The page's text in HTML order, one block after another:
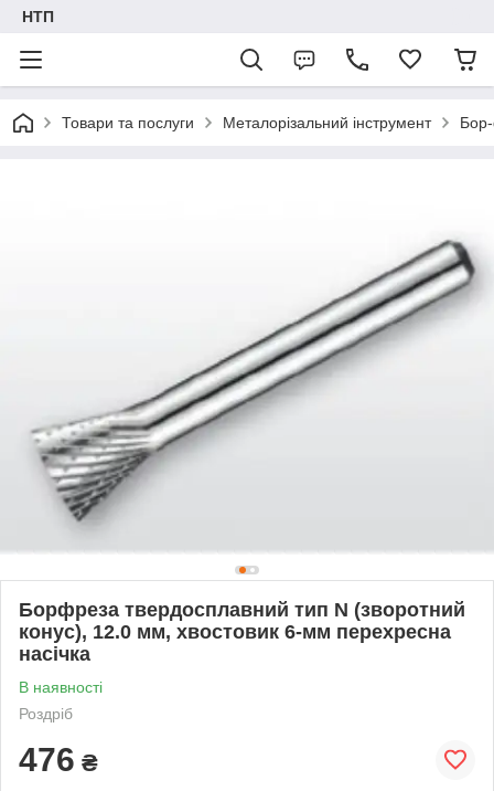
НТП
Товари та послуги Металорізальний інструмент
Борфреза твердосплавний тип N (зворотний
конус), 12.0 мм, хвостовик 6-мм перехресна
насічка
В наявності
Роздріб
476 ₴